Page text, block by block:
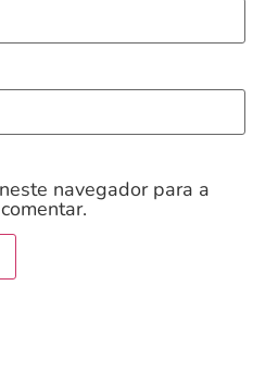
navegador para a